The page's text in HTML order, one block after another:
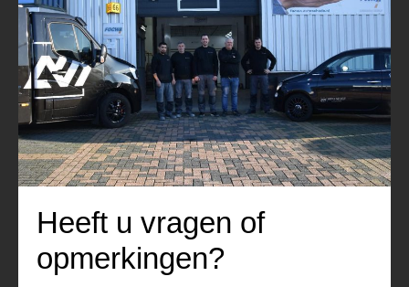
Heeft u vragen of
opmerkingen?